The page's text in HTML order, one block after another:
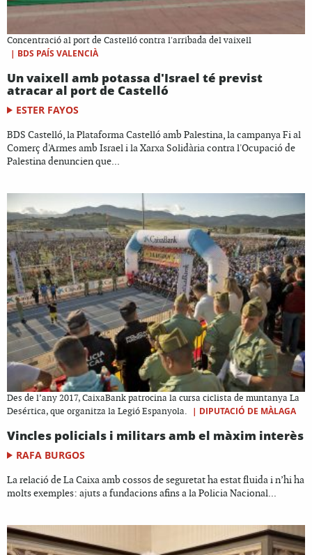
Concentració al port de Castelló contra l'arribada del vaixell
| BDS PAÍS VALENCIÀ
Un vaixell amb potassa d'Israel té previst
atracar al port de Castelló
ESTER FAYOS
BDS Castelló, la Plataforma Castelló amb Palestina, la campanya Fi al
Comerç d'Armes amb Israel i la Xarxa Solidària contra l'Ocupació de
Palestina denuncien que...
Des de l’any 2017, CaixaBank patrocina la cursa ciclista de muntanya La
Desértica, que organitza la Legió Espanyola.
| DIPUTACIÓ DE MÀLAGA
Vincles policials i militars amb el màxim interès
RAFA BURGOS
La relació de La Caixa amb cossos de seguretat ha estat fluida i n’hi ha
molts exemples: ajuts a fundacions afins a la Policia Nacional...